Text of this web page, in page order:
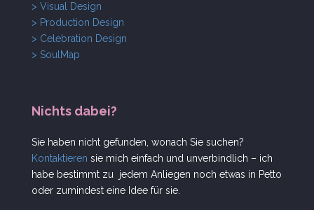
> Visual Design
> Production Design
> Celebration Design
> SoulMap
Nichts dabei?
Sie haben nicht gefunden, wonach Sie suchen?
Kontaktieren sie mich einfach und unverbindlich – ich
habe bestimmt zu jedem Anliegen noch etwas in Petto
oder zumindest eine Idee für sie.